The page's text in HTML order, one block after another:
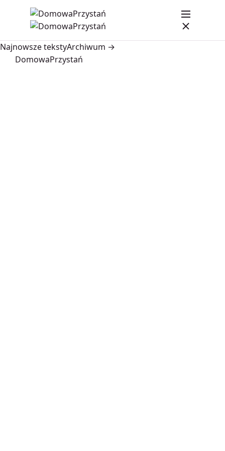
Najnowsze tekstyArchiwum →
DomowaPrzystań